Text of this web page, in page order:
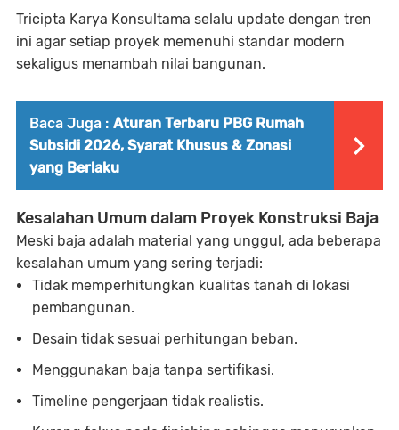
Tricipta Karya Konsultama selalu update dengan tren
ini agar setiap proyek memenuhi standar modern
sekaligus menambah nilai bangunan.
Baca Juga : Aturan Terbaru PBG Rumah
Subsidi 2026, Syarat Khusus & Zonasi
yang Berlaku
Kesalahan Umum dalam Proyek Konstruksi Baja
Meski baja adalah material yang unggul, ada beberapa
kesalahan umum yang sering terjadi:
Tidak memperhitungkan kualitas tanah di lokasi
pembangunan.
Desain tidak sesuai perhitungan beban.
Menggunakan baja tanpa sertifikasi.
Timeline pengerjaan tidak realistis.